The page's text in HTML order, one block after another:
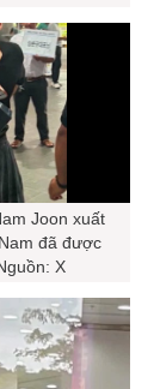
Joon xuất
đã được
X